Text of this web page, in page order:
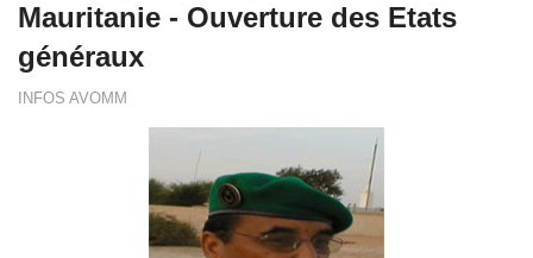
Mauritanie - Ouverture des Etats
généraux
INFOS AVOMM